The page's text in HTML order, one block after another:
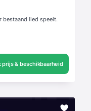
bestaand lied speelt.
prijs & beschikbaarheid